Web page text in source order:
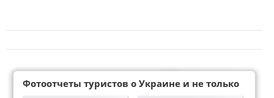
Фотоотчеты туристов о Украине и не только